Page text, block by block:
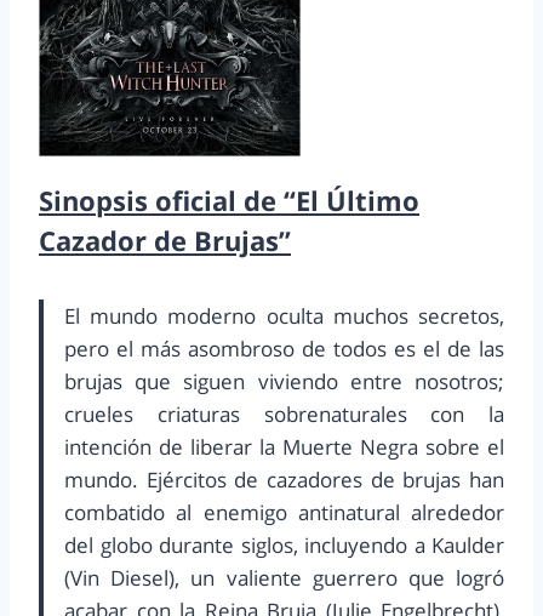
Sinopsis oficial de “El Último
Cazador de Brujas”
El mundo moderno oculta muchos secretos,
pero el más asombroso de todos es el de las
brujas que siguen viviendo entre nosotros;
crueles criaturas sobrenaturales con la
intención de liberar la Muerte Negra sobre el
mundo. Ejércitos de cazadores de brujas han
combatido al enemigo antinatural alrededor
del globo durante siglos, incluyendo a Kaulder
(Vin Diesel), un valiente guerrero que logró